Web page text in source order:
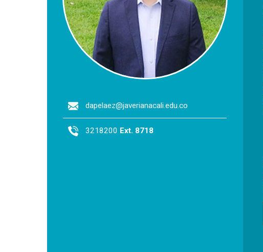
dapelaez@javerianacali.edu.co
3218200 Ext. 8718